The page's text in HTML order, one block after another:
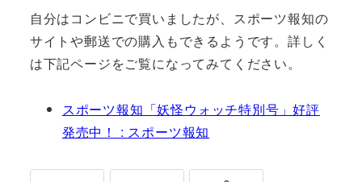
自分はコンビニで買いましたが、スポーツ報知の
サイトや郵送での購入もできるようです。詳しく
は下記ページをご覧になってみてください。
スポーツ報知「妖怪ウォッチ特別号」好評
発売中！ : スポーツ報知